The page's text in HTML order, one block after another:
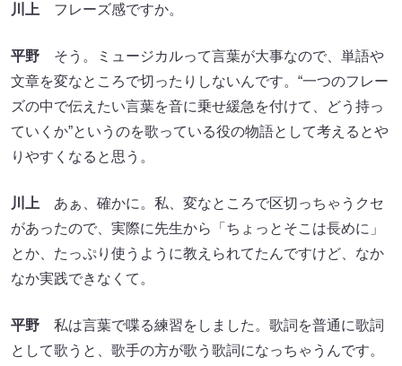
川上 フレーズ感ですか。
平野 そう。ミュージカルって言葉が大事なので、単語や
文章を変なところで切ったりしないんです。“一つのフレー
ズの中で伝えたい言葉を音に乗せ緩急を付けて、どう持っ
ていくか”というのを歌っている役の物語として考えるとや
りやすくなると思う。
川上 あぁ、確かに。私、変なところで区切っちゃうクセ
があったので、実際に先生から「ちょっとそこは長めに」
とか、たっぷり使うように教えられてたんですけど、なか
なか実践できなくて。
平野 私は言葉で喋る練習をしました。歌詞を普通に歌詞
として歌うと、歌手の方が歌う歌詞になっちゃうんです。